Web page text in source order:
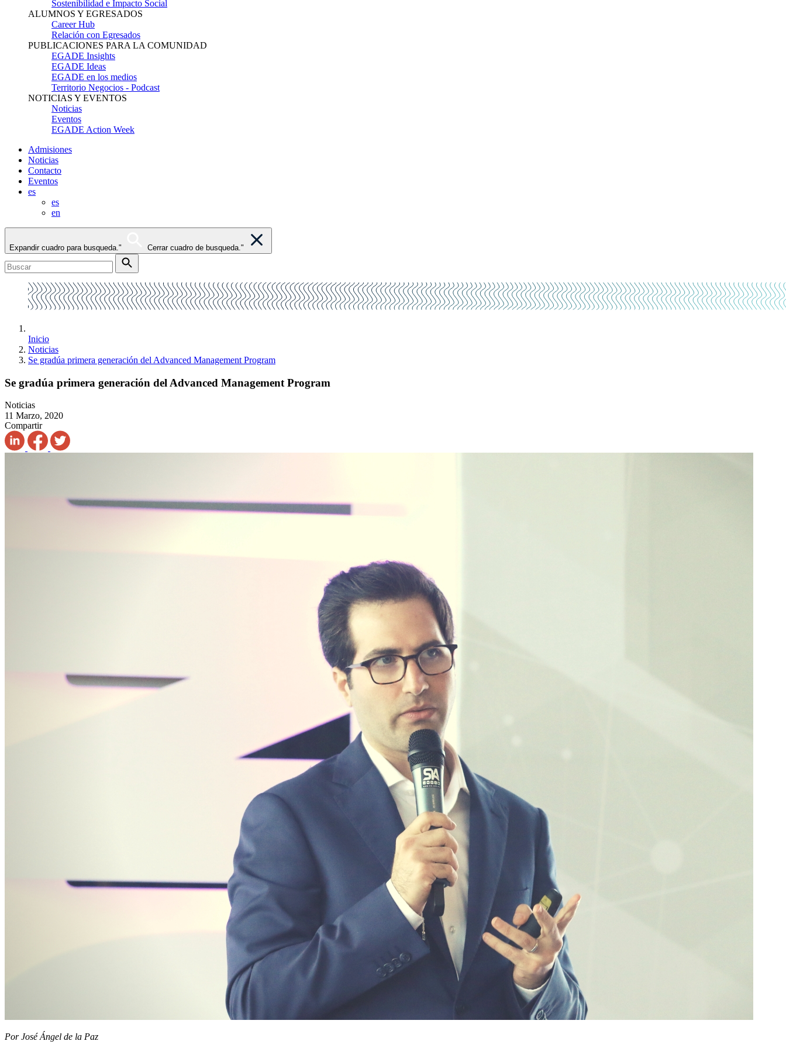
Sostenibilidad e Impacto Social
ALUMNOS Y EGRESADOS
Career Hub
Relación con Egresados
PUBLICACIONES PARA LA COMUNIDAD
EGADE Insights
EGADE Ideas
EGADE en los medios
Territorio Negocios - Podcast
NOTICIAS Y EVENTOS
Noticias
Eventos
EGADE Action Week
Admisiones
Noticias
Contacto
Eventos
es
es
en
Expandir cuadro para busqueda." Cerrar cuadro de busqueda."
Inicio
Noticias
Se gradúa primera generación del Advanced Management Program
Se gradúa primera generación del Advanced Management Program
Noticias
11 Marzo, 2020
Compartir
Por José Ángel de la Paz